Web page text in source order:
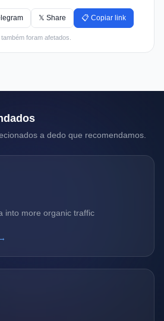
𝕏 Share 📋 Copiar link
foram afetados.
a dedo que recomendamos.
into more organic traffic